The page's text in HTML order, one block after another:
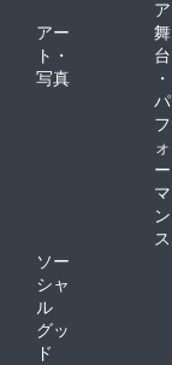
ア
アー
ト・
写真
舞
台
・
パ
フ
ォ
ー
マ
ン
ス
ソー
シャ
ル
グッ
ド